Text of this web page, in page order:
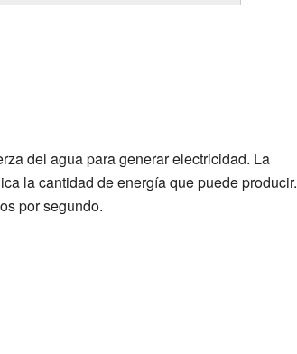
del agua para generar electricidad. La
la cantidad de energía que puede producir.
por segundo.